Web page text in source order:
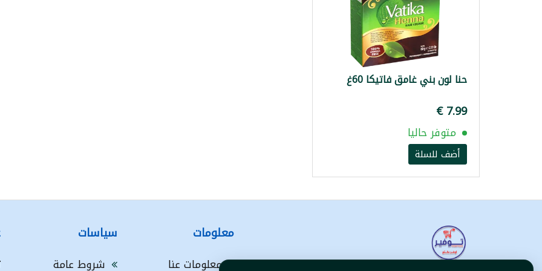
حنا لون بني غامق فاتيكا 60غ
متوفر حاليا
أضف للسلة
معلومات
معلومات عنا
سياسات
شروط عامة